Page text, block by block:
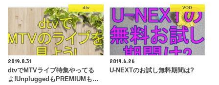
dtv
2019.8.31
dtvでMTVライブ特集やってる
よ!UnpluggedもPREMIUMも…
VOD
2019.6.26
U-NEXTのお試し無料期間は?